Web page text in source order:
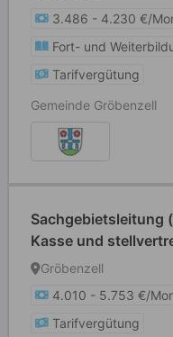
3.486 - 4.230 €/
Fort- und
Tarifvergütung
Gemeinde Gröbenzell
Sachgebietsleitung
Kasse und
Finanzverwaltung
Gröbenzell
4.010 - 5.753 €/
Tarifvergütung